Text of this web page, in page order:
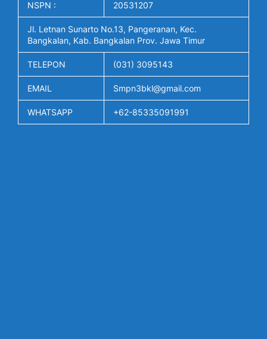
NSPN : 20531207
Jl. Letnan Sunarto No.13, Pangeranan, Kec.
Bangkalan, Kab. Bangkalan Prov. Jawa Timur
TELEPON (031) 3095143
EMAIL Smpn3bkl@gmail.com
WHATSAPP +62-85335091991